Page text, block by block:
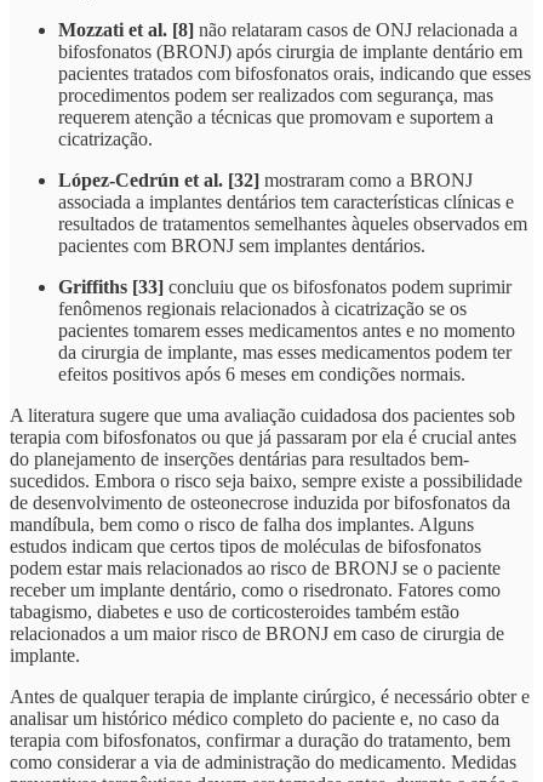
Mozzati et al. [8] não relataram casos de ONJ relacionada a
bifosfonatos (BRONJ) após cirurgia de implante dentário em
pacientes tratados com bifosfonatos orais, indicando que esses
procedimentos podem ser realizados com segurança, mas
requerem atenção a técnicas que promovam e suportem a
cicatrização.
López-Cedrún et al. [32] mostraram como a BRONJ
associada a implantes dentários tem características clínicas e
resultados de tratamentos semelhantes àqueles observados em
pacientes com BRONJ sem implantes dentários.
Griffiths [33] concluiu que os bifosfonatos podem suprimir
fenômenos regionais relacionados à cicatrização se os
pacientes tomarem esses medicamentos antes e no momento
da cirurgia de implante, mas esses medicamentos podem ter
efeitos positivos após 6 meses em condições normais.
A literatura sugere que uma avaliação cuidadosa dos pacientes sob
terapia com bifosfonatos ou que já passaram por ela é crucial antes
do planejamento de inserções dentárias para resultados bem-
sucedidos. Embora o risco seja baixo, sempre existe a possibilidade
de desenvolvimento de osteonecrose induzida por bifosfonatos da
mandíbula, bem como o risco de falha dos implantes. Alguns
estudos indicam que certos tipos de moléculas de bifosfonatos
podem estar mais relacionados ao risco de BRONJ se o paciente
receber um implante dentário, como o risedronato. Fatores como
tabagismo, diabetes e uso de corticosteroides também estão
relacionados a um maior risco de BRONJ em caso de cirurgia de
implante.
Antes de qualquer terapia de implante cirúrgico, é necessário obter e
analisar um histórico médico completo do paciente e, no caso da
terapia com bifosfonatos, confirmar a duração do tratamento, bem
como considerar a via de administração do medicamento. Medidas